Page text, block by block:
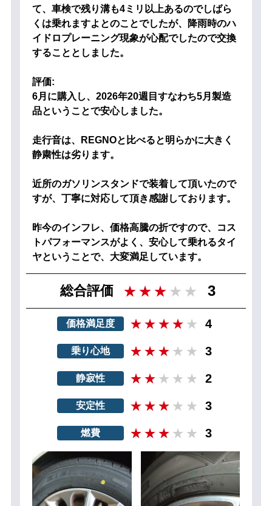
て、車検で残り溝も4ミリ以上あるのでしばら
くは乗れますよとのことでしたが、降雨時のハ
イドロプレーニング現象が心配でしたので交換
することとしました。
評価:
6月に購入し、2026年20週目すなわち5月製造
品ということで安心しました。
走行音は、REGNOと比べると明らかに大きく
静粛性は劣ります。
近所のガソリンスタンドで装着して頂いたので
すが、丁寧に対応して頂き感謝しております。
昨今のインフレ、価格高騰の折ですので、コス
トパフォーマンスがよく、安心して乗れるタイ
ヤということで、大変満足しています。
総合評価 3
価格満足度 4
乗り心地 3
静寂性 2
安定性 3
燃費 3